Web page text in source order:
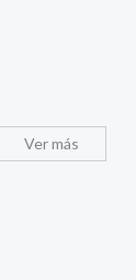
Ver más